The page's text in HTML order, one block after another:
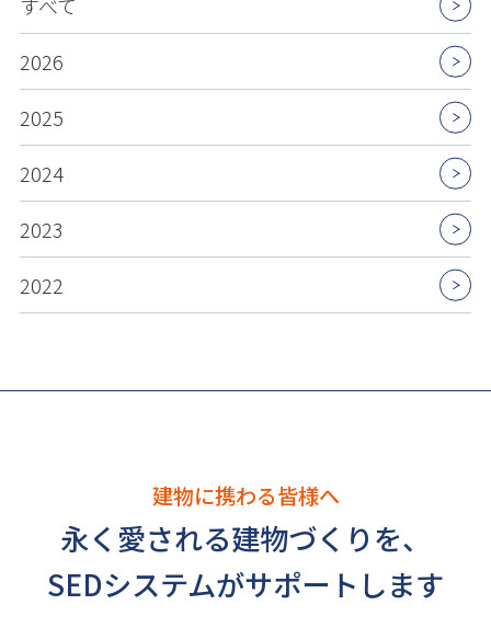
2026
2025
2024
2023
2022
建物に携わる皆様へ
永く愛される建物づくりを、
SEDシステムがサポートします